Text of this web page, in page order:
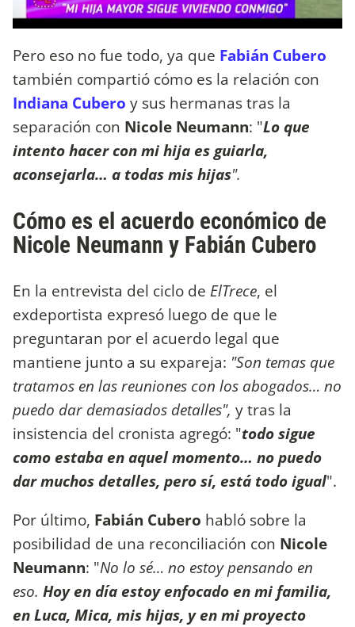
Pero eso no fue todo, ya que Fabián Cubero
también compartió cómo es la relación con
Indiana Cubero y sus hermanas tras la
separación con Nicole Neumann: "Lo que
intento hacer con mi hija es guiarla,
aconsejarla… a todas mis hijas".
Cómo es el acuerdo económico de
Nicole Neumann y Fabián Cubero
En la entrevista del ciclo de ElTrece, el
exdeportista expresó luego de que le
preguntaran por el acuerdo legal que
mantiene junto a su expareja: "Son temas que
tratamos en las reuniones con los abogados… no
puedo dar demasiados detalles", y tras la
insistencia del cronista agregó: "todo sigue
como estaba en aquel momento… no puedo
dar muchos detalles, pero sí, está todo igual".
Por último, Fabián Cubero habló sobre la
posibilidad de una reconciliación con Nicole
Neumann: "No lo sé… no estoy pensando en
eso. Hoy en día estoy enfocado en mi familia,
en Luca, Mica, mis hijas, y en mi proyecto